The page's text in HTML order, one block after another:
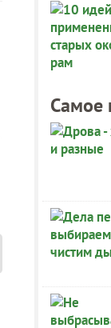
Самое